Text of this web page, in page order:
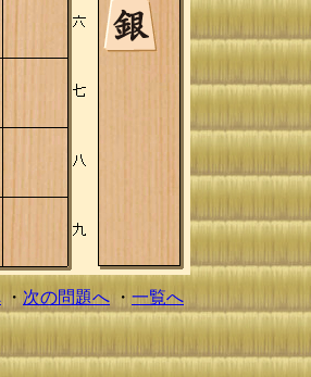
・次の問題へ ・ 一覧へ